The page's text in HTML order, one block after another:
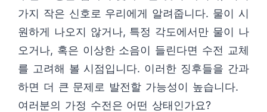
가지 작은 신호로 우리에게 알려줍니다. 물이 시
원하게 나오지 않거나, 특정 각도에서만 물이 나
오거나, 혹은 이상한 소음이 들린다면 수전 교체
를 고려해 볼 시점입니다. 이러한 징후들을 간과
하면 더 큰 문제로 발전할 가능성이 높습니다.
여러분의 가정 수전은 어떤 상태인가요?